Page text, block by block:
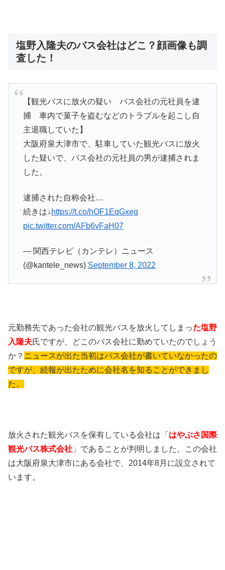
塩野入隆夫のバス会社はどこ？顔画像も調
査した！
【観光バスに放火の疑い バス会社の元社員を逮
捕 車内で菓子を盗むなどのトラブルを起こし自
主退職していた】
大阪府泉大津市で、駐車していた観光バスに放火
した疑いで、バス会社の元社員の男が逮捕されま
した。
逮捕された自称会社…
続きは↓ https://t.co/hOF1EqGxeg
pic.twitter.com/AFb6vFaH07
— 関西テレビ（カンテレ）ニュース
(@kantele_news) September 8, 2022
元勤務先であった会社の観光バスを放火してしまった塩野
入隆夫氏ですが、どこのバス会社に勤めていたのでしょう
か？ ニュースが出た当初はバス会社が書いていなかったの
ですが、続報が出たために会社名を知ることができまし
た。
放火された観光バスを保有している会社は「 はやぶさ国際
観光バス株式会社 」であることが判明しました。この会社
は大阪府泉大津市にある会社で、2014年8月に設立されて
います。